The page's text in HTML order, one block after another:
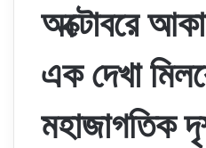
অক্টোবরে
এক দেখা
মহাজাগতিক